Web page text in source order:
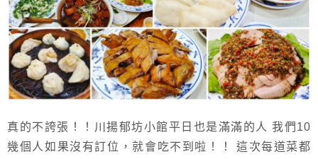
真的不誇張！！川揚郁坊小館平日也是滿滿的人 我們10
幾個人如果沒有訂位，就會吃不到啦！！ 這次每道菜都